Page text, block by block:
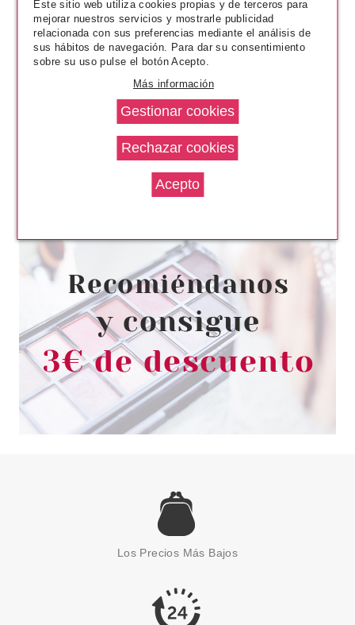
ESSENCE
03 LOYALTY
-34%
desde
2.50€
ESSENCE
ESSENCE FEELIN' COMFY
ESPONJA DE MAQUILLAJE
GIGANTE
4.60€
Los Precios Más Bajos
Este sitio web utiliza cookies propias y de terceros para
mejorar nuestros servicios y mostrarle publicidad
relacionada con sus preferencias mediante el análisis de
sus hábitos de navegación. Para dar su consentimiento
sobre su uso pulse el botón Acepto.
Más información